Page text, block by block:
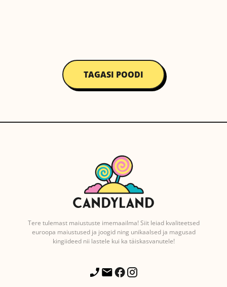
TAGASI POODI
Tere tulemast maiustuste imemaailma! Siit leiad kvaliteetsed
euroopa maiustused ja joogid ning unikaalsed ja magusad
kingiideed nii lastele kui ka täiskasvanutele!